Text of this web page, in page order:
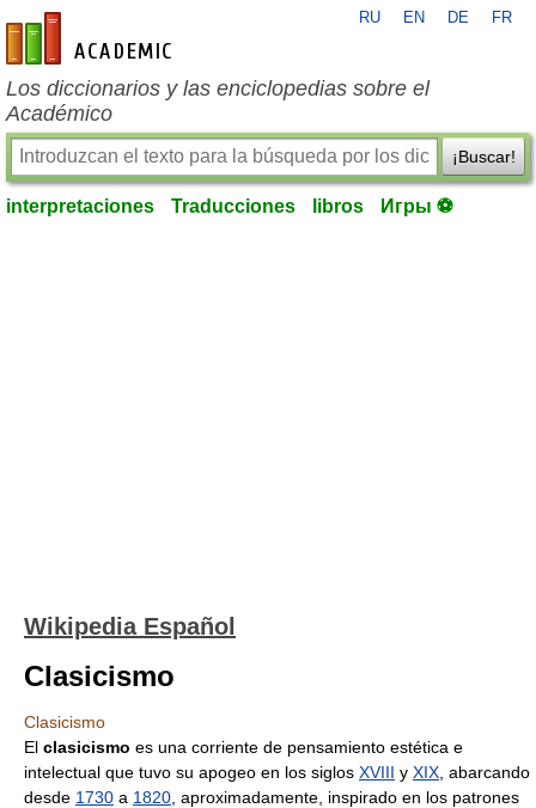
es-academic.com
RU EN DE FR
Los diccionarios y las enciclopedias sobre el
Académico
¡Buscar!
interpretaciones Traducciones libros Игры ⚽
Wikipedia Español
Clasicismo
Clasicismo
El clasicismo es una corriente de pensamiento estética e
intelectual que tuvo su apogeo en los siglos XVIII y XIX , abarcando
desde 1730 a 1820 , aproximadamente, inspirado en los patrones